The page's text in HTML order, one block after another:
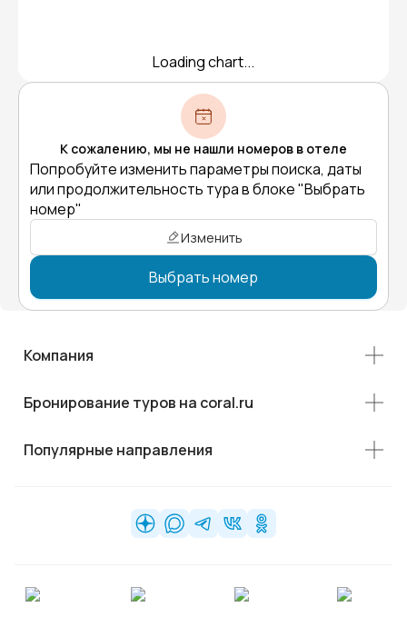
Loading chart...
К сожалению, мы не нашли номеров в отеле
Попробуйте изменить параметры поиска, даты
или продолжительность тура в блоке "Выбрать
номер"
Изменить
Выбрать номер
Компания
Бронирование туров на coral.ru
Популярные направления